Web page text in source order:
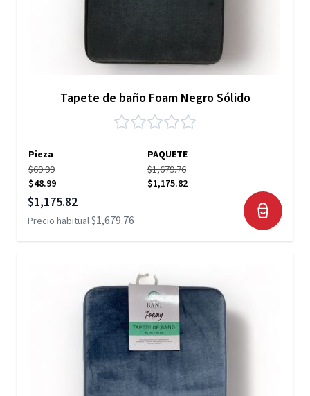
Tapete de baño Foam Negro Sólido
Pieza
PAQUETE
$69.99
$48.99
$1,679.76
$1,175.82
Precio especial
$1,175.82
Precio habitual$1,679.76